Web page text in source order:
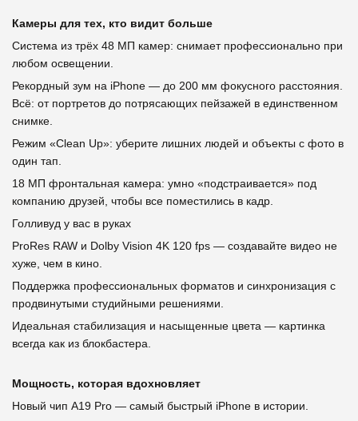
Камеры для тех, кто видит больше
Система из трёх 48 МП камер: снимает профессионально при
любом освещении.
Рекордный зум на iPhone — до 200 мм фокусного расстояния.
Всё: от портретов до потрясающих пейзажей в единственном
снимке.
Режим «Clean Up»: уберите лишних людей и объекты с фото в
один тап.
18 МП фронтальная камера: умно «подстраивается» под
компанию друзей, чтобы все поместились в кадр.
Голливуд у вас в руках
ProRes RAW и Dolby Vision 4K 120 fps — создавайте видео не
хуже, чем в кино.
Поддержка профессиональных форматов и синхронизация с
продвинутыми студийными решениями.
Идеальная стабилизация и насыщенные цвета — картинка
всегда как из блокбастера.
Мощность, которая вдохновляет
Новый чип A19 Pro — самый быстрый iPhone в истории.